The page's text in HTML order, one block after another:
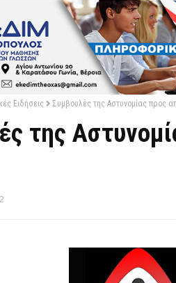
Ειδήσεις Συμβουλές της Αστυνομίας προς
της